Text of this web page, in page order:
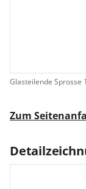
Glasteilende Sprosse
Zum